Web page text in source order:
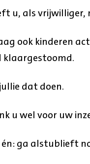
u, als vrijwilliger,
ook kinderen
dat doen.
u wel voor uw
ga alstublieft